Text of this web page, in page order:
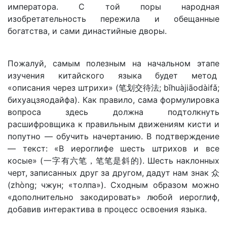
императора. С той поры народная
изобретательность пережила и обещанные
богатства, и сами династийные дворы.
Пожалуй, самым полезным на начальном этапе
изучения китайского языка будет метод
«описания через штрихи» (笔划交待法; bǐhuàjiāodàifǎ;
бихуацзяодайфа). Как правило, сама формулировка
вопроса здесь должна подтолкнуть
расшифровщика к правильным движениям кисти и
попутно — обучить начертанию. В подтверждение
— текст: «В иероглифе шесть штрихов и все
косые» (一字有六笔，笔笔是斜的). Шесть наклонных
черт, записанных друг за другом, дадут нам знак 众
(zhòng; чжун; «толпа»). Сходным образом можно
«дополнительно закодировать» любой иероглиф,
добавив интерактива в процесс освоения языка.